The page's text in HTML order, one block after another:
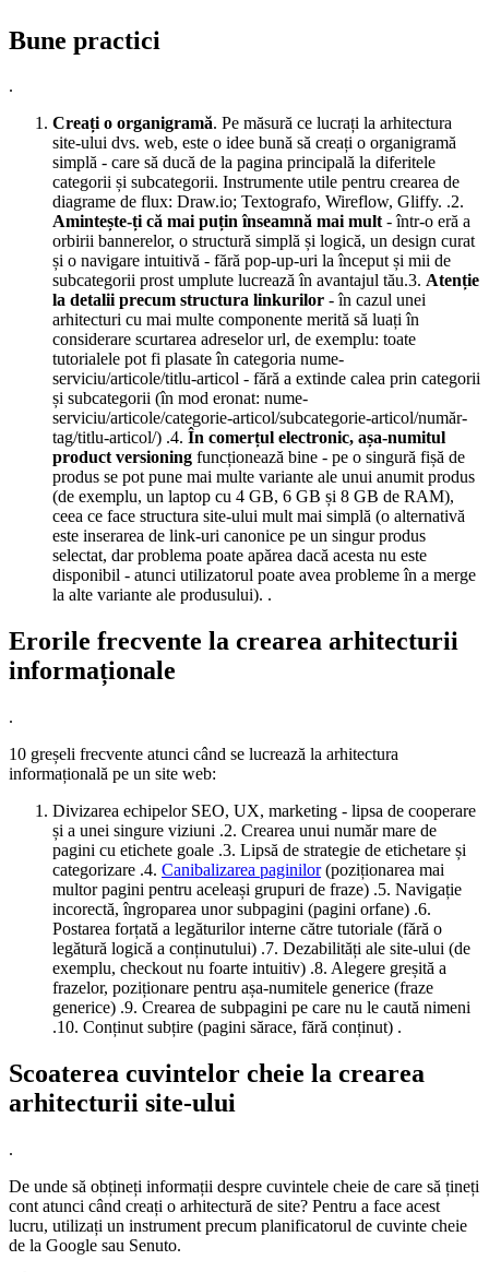
Bune practici
.
Creați o organigramă. Pe măsură ce lucrați la arhitectura
site-ului dvs. web, este o idee bună să creați o organigramă
simplă - care să ducă de la pagina principală la diferitele
categorii și subcategorii. Instrumente utile pentru crearea de
diagrame de flux: Draw.io; Textografo, Wireflow, Gliffy. .2.
Amintește-ți că mai puțin înseamnă mai mult- într-o eră a
orbirii bannerelor, o structură simplă și logică, un design curat
și o navigare intuitivă - fără pop-up-uri la început și mii de
subcategorii prost umplute lucrează în avantajul tău.3. Atenție
la detalii precum structura linkurilor - în cazul unei
arhitecturi cu mai multe componente merită să luați în
considerare scurtarea adreselor url, de exemplu: toate
tutorialele pot fi plasate în categoria nume-
serviciu/articole/titlu-articol - fără a extinde calea prin categorii
și subcategorii (în mod eronat: nume-
serviciu/articole/categorie-articol/subcategorie-articol/număr-
tag/titlu-articol/) .4. În comerțul electronic, așa-numitul
product versioning funcționează bine - pe o singură fișă de
produs se pot pune mai multe variante ale unui anumit produs
(de exemplu, un laptop cu 4 GB, 6 GB și 8 GB de RAM),
ceea ce face structura site-ului mult mai simplă (o alternativă
este inserarea de link-uri canonice pe un singur produs
selectat, dar problema poate apărea dacă acesta nu este
disponibil - atunci utilizatorul poate avea probleme în a merge
la alte variante ale produsului). .
Erorile frecvente la crearea arhitecturii
informaționale
.
10 greșeli frecvente atunci când se lucrează la arhitectura
informațională pe un site web:
Divizarea echipelor SEO, UX, marketing - lipsa de cooperare
și a unei singure viziuni .2. Crearea unui număr mare de
pagini cu etichete goale .3. Lipsă de strategie de etichetare și
categorizare .4. Canibalizarea paginilor(poziționarea mai
multor pagini pentru aceleași grupuri de fraze) .5. Navigație
incorectă, îngroparea unor subpagini (pagini orfane) .6.
Postarea forțată a legăturilor interne către tutoriale (fără o
legătură logică a conținutului) .7. Dezabilități ale site-ului (de
exemplu, checkout nu foarte intuitiv) .8. Alegere greșită a
frazelor, poziționare pentru așa-numitele generice (fraze
generice) .9. Crearea de subpagini pe care nu le caută nimeni
.10. Conținut subțire (pagini sărace, fără conținut) .
Scoaterea cuvintelor cheie la crearea
arhitecturii site-ului
.
De unde să obțineți informații despre cuvintele cheie de care să țineți
cont atunci când creați o arhitectură de site? Pentru a face acest
lucru, utilizați un instrument precum planificatorul de cuvinte cheie
de la Google sau Senuto.